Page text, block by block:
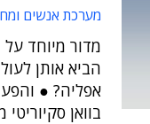
מערכת אנשים
מדור מיוחד
הביא אותן
אפליה? ●
בוואן סקיוריטי